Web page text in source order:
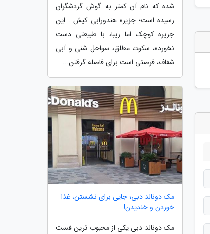
شده که نام آن کمتر به گوش گردشگران
رسیده است؛ جزیره هندورابی کیش . این
جزیره کوچک اما زیبا، با طبیعتی دست
نخورده، سکوت مطلق، سواحل شنی و آبی
شفاف، فرصتی است برای فاصله گرفتن...
مک دونالد دبی؛ جایی برای نشستن، غذا
خوردن و خندیدن!
مک دونالد دبی یکی از محبوب ترین فست